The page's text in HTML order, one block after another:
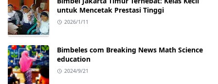
untuk Mencetak Prestasi Tinggi
2026/1/11
Bimbeles com Breaking News Math Science
education
2024/9/21